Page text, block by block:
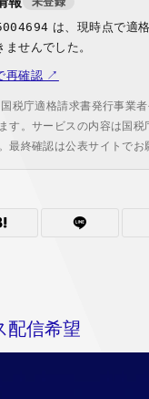
は、現時点で適
せんでした。
再確認 ↗
税庁適格請求書発行事業
す。サービスの内容は国税
最終確認は公表サイトでお
配信希望